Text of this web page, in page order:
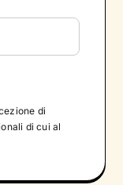
di
di cui al